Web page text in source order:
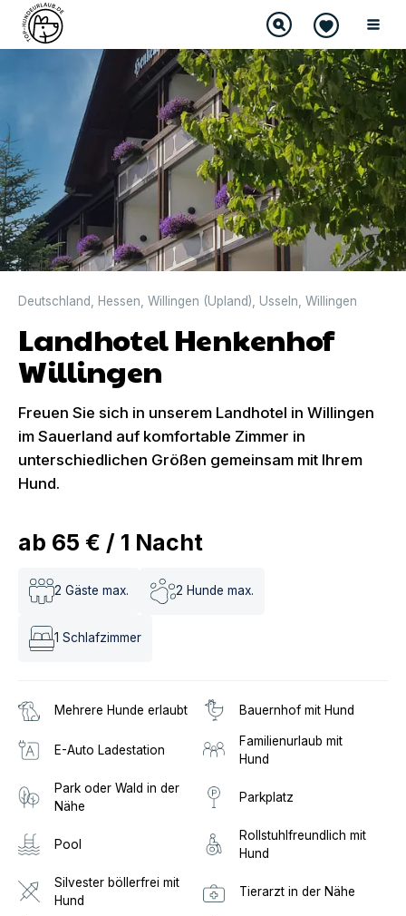
Deutschland Hessen Willingen (Upland) Usseln Willingen
Landhotel Henkenhof
Willingen
Freuen Sie sich in unserem Landhotel in Willingen
im Sauerland auf komfortable Zimmer in
unterschiedlichen Größen gemeinsam mit Ihrem
Hund.
ab 65 € / 1 Nacht
2 Gäste max. 2 Hunde max.
1 Schlafzimmer
Mehrere Hunde erlaubt Bauernhof mit Hund
E-Auto Ladestation
Familienurlaub mit
Hund
Park oder Wald in der
Nähe
Parkplatz
Pool
Rollstuhlfreundlich mit
Hund
Silvester böllerfrei mit
Hund
Tierarzt in der Nähe